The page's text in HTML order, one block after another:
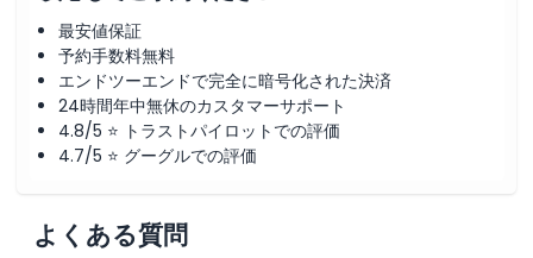
最安値保証
予約手数料無料
エンドツーエンドで完全に暗号化された決済
24時間年中無休のカスタマーサポート
4.8/5 ⭐ トラストパイロットでの評価
4.7/5 ⭐ グーグルでの評価
よくある質問